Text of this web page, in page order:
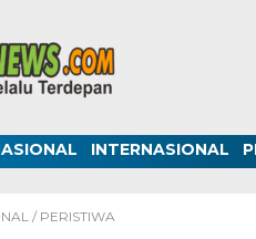
INTERNASIONAL
/ PERISTIWA